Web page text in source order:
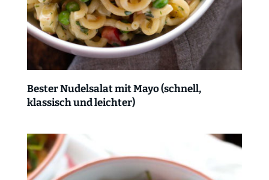
Bester Nudelsalat mit Mayo (schnell,
klassisch und leichter)